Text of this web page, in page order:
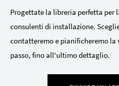
Progettate la libreria perfetta per
consulenti di installazione.
contatteremo e pianificheremo
passo, fino all'ultimo dettaglio.